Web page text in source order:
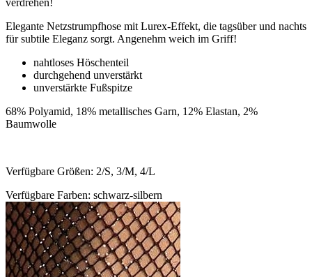
Elegante Netzstrumpfhose mit Lurex-Effekt, die tagsüber und nachts
für subtile Eleganz sorgt. Angenehm weich im Griff!
nahtloses Höschenteil
durchgehend unverstärkt
unverstärkte Fußspitze
68% Polyamid, 18% metallisches Garn, 12% Elastan, 2%
Baumwolle
Verfügbare Größen: 2/S, 3/M, 4/L
Verfügbare Farben: schwarz-silbern